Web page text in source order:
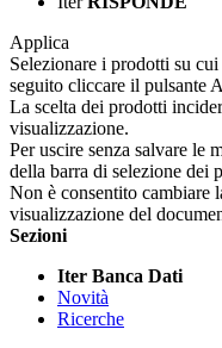
Applica
Selezionare i prodotti su
seguito cliccare il pulsante
La scelta dei prodotti
visualizzazione.
Per uscire senza salvare le
della barra di selezione dei
Non è consentito cambiare
visualizzazione del
Sezioni
Iter Banca Dati
Novità
Ricerche